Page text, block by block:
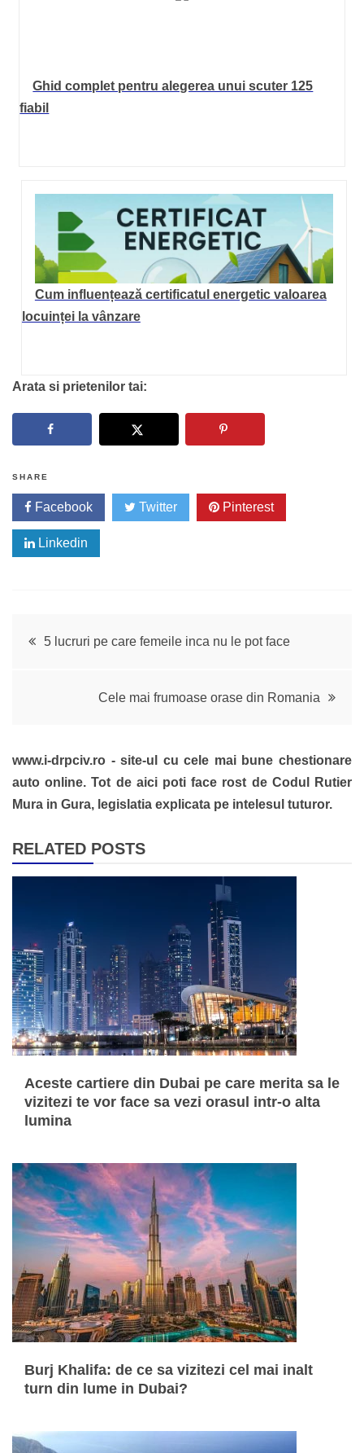
Ghid complet pentru alegerea unui scuter 125
fiabil
Cum influențează certificatul energetic valoarea
locuinței la vânzare
Arata si prietenilor tai:
SHARE
Facebook Twitter Pinterest
Linkedin
Navigare
5 lucruri pe care femeile inca nu le pot face
Cele mai frumoase orase din Romania
www.i-drpciv.ro - site-ul cu cele mai bune chestionare
auto online. Tot de aici poti face rost de Codul Rutier
Mura in Gura, legislatia explicata pe intelesul tuturor.
RELATED POSTS
Aceste cartiere din Dubai pe care merita sa le
vizitezi te vor face sa vezi orasul intr-o alta
lumina
Burj Khalifa: de ce sa vizitezi cel mai inalt
turn din lume in Dubai?